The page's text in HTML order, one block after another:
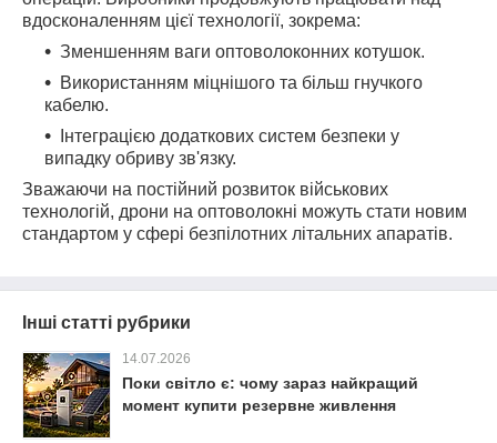
вдосконаленням цієї технології, зокрема:
Зменшенням ваги оптоволоконних котушок.
Використанням міцнішого та більш гнучкого
кабелю.
Інтеграцією додаткових систем безпеки у
випадку обриву зв'язку.
Зважаючи на постійний розвиток військових
технологій, дрони на оптоволокні можуть стати новим
стандартом у сфері безпілотних літальних апаратів.
Інші статті рубрики
14.07.2026
Поки світло є: чому зараз найкращий
момент купити резервне живлення